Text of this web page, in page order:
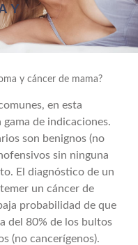
Y
y cáncer de mama?
en esta
de indicaciones.
son benignos (no
sin ninguna
El diagnóstico de un
un cáncer de
probabilidad de que
del 80% de los bultos
(no cancerígenos).